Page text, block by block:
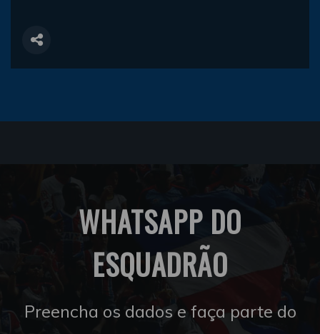
WHATSAPP DO
ESQUADRÃO
Preencha os dados e faça parte do